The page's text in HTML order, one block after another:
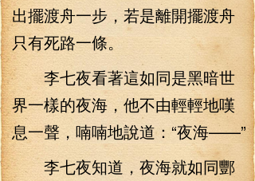
出擺渡舟一步，若是離開擺渡舟
只有死路一條。
李七夜看著這如同是黑暗世
界一樣的夜海，他不由輕輕地嘆
息一聲，喃喃地說道：“夜海——”
李七夜知道，夜海就如同酆